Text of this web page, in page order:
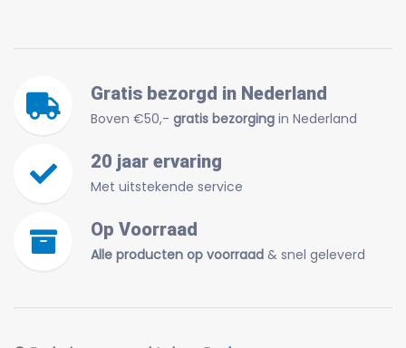
Gratis bezorgd in Nederland
Boven €50,- gratis bezorging in Nederland
20 jaar ervaring
Met uitstekende service
Op Voorraad
Alle producten op voorraad & snel geleverd